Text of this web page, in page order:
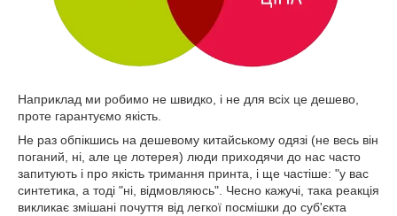
Наприклад ми робимо не швидко, і не для всіх це дешево,
проте гарантуємо якість.
Не раз обпікшись на дешевому китайському одязі (не весь він
поганий, ні, але це лотерея) люди приходячи до нас часто
запитують і про якість тримання принта, і ще частіше: "у вас
синтетика, а тоді "ні, відмовляюсь". Чесно кажучі, така реакція
викликає змішані почуття від легкої посмішки до суб'єкта